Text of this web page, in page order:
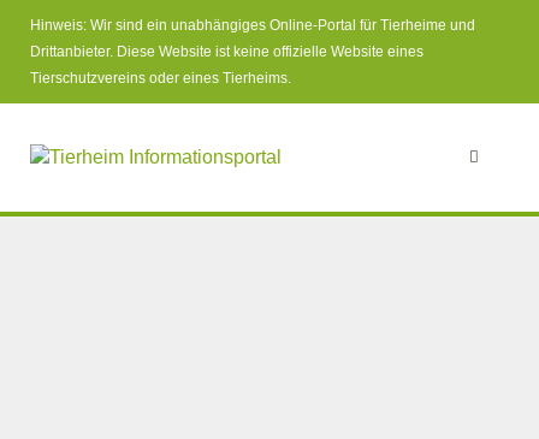
Hinweis: Wir sind ein unabhängiges Online-Portal für Tierheime und
Drittanbieter. Diese Website ist keine offizielle Website eines
Tierschutzvereins oder eines Tierheims.